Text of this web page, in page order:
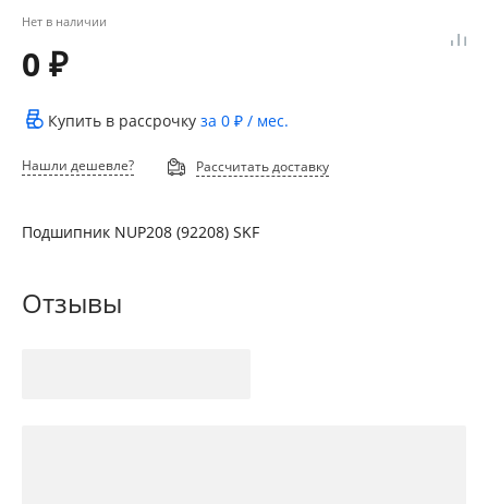
Нет в наличии
0 ₽
Купить в рассрочку за 0 ₽ / мес.
Нашли дешевле? Рассчитать доставку
Подшипник NUP208 (92208) SKF
Отзывы